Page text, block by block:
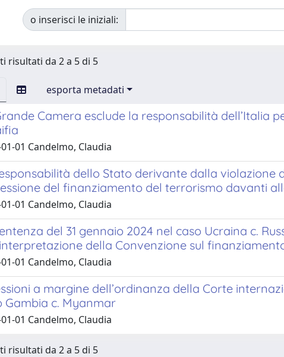
o inserisci le iniziali:
risultati da 2 a 5 di 5
esporta metadati
Camera esclude la responsabilità dell’Italia
01 Candelmo, Claudia
dello Stato derivante dalla violazione
del finanziamento del terrorismo davanti
01 Candelmo, Claudia
del 31 gennaio 2024 nel caso Ucraina c.
della Convenzione sul
01 Candelmo, Claudia
a margine dell’ordinanza della Corte
Gambia c. Myanmar
01 Candelmo, Claudia
risultati da 2 a 5 di 5